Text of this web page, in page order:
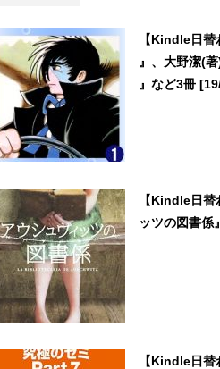
【Kindle日
』、大野潔(
』など3冊
【Kindle日
ッツの図書
【Kindle日